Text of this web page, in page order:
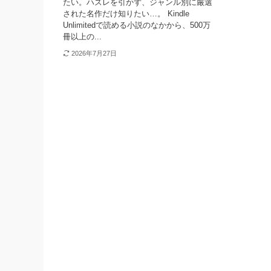
たい。ハズレを引かず、ジャンル別に厳選
された名作だけ知りたい…。 Kindle
Unlimitedで読める小説のなかから、500万
冊以上の...
2026年7月27日